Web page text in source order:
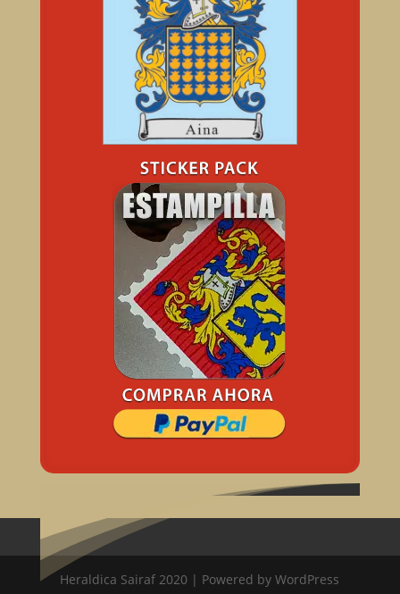
Heraldica Sairaf 2020 | Powered by WordPress